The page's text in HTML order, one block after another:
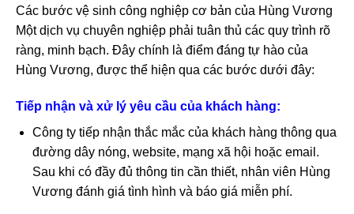
Các bước vệ sinh công nghiệp cơ bản của Hùng Vương
Một dịch vụ chuyên nghiệp phải tuân thủ các quy trình rõ
ràng, minh bạch. Đây chính là điểm đáng tự hào của
Hùng Vương, được thể hiện qua các bước dưới đây:
Tiếp nhận và xử lý yêu cầu của khách hàng:
Công ty tiếp nhận thắc mắc của khách hàng thông qua
đường dây nóng, website, mạng xã hội hoặc email.
Sau khi có đầy đủ thông tin cần thiết, nhân viên Hùng
Vương đánh giá tình hình và báo giá miễn phí.